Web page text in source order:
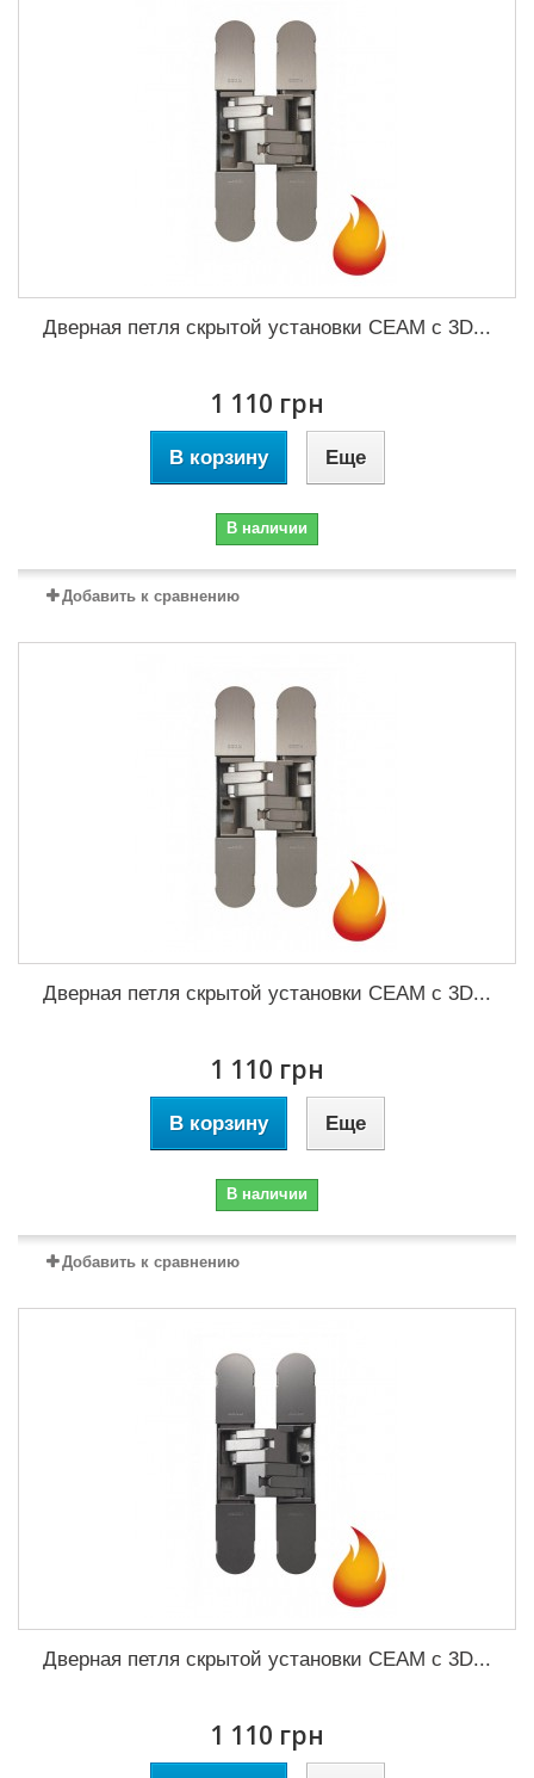
Дверная петля скрытой установки CEAM с 3D...
1 110 грн
В корзину Еще
В наличии
Добавить к сравнению
Дверная петля скрытой установки CEAM с 3D...
1 110 грн
В корзину Еще
В наличии
Добавить к сравнению
Дверная петля скрытой установки CEAM с 3D...
1 110 грн